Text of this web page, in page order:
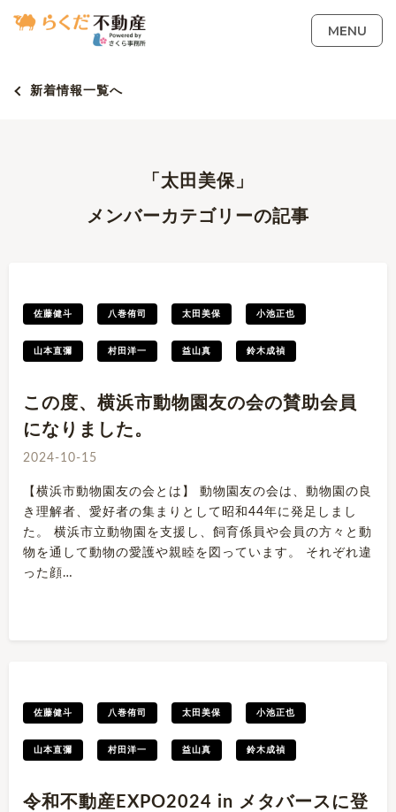
MENU
新着情報一覧へ
「太田美保」
メンバーカテゴリーの記事
佐藤健斗 八巻侑司 太田美保 小池正也
山本直彌 村田洋一 益山真 鈴木成禎
この度、横浜市動物園友の会の賛助会員
になりました。
2024-10-15
【横浜市動物園友の会とは】 動物園友の会は、動物園の良
き理解者、愛好者の集まりとして昭和44年に発足しまし
た。 横浜市立動物園を支援し、飼育係員や会員の方々と動
物を通して動物の愛護や親睦を図っています。 それぞれ違
った顔…
佐藤健斗 八巻侑司 太田美保 小池正也
山本直彌 村田洋一 益山真 鈴木成禎
令和不動産EXPO2024 in メタバースに登